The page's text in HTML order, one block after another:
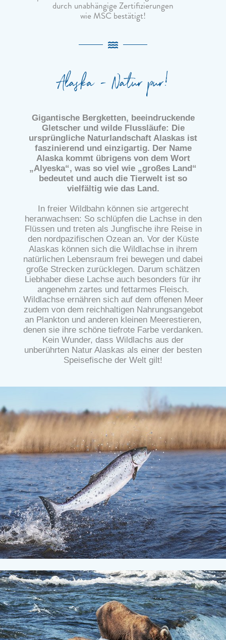
durch unabhängige Zertifizierungen
wie MSC bestätigt!
Alaska - Natur pur!
Gigantische Bergketten, beeindruckende
Gletscher und wilde Flussläufe: Die
ursprüngliche Naturlandschaft Alaskas ist
faszinierend und einzigartig. Der Name
Alaska kommt übrigens von dem Wort
„Alyeska“, was so viel wie „großes Land“
bedeutet und auch die Tierwelt ist so
vielfältig wie das Land.
In freier Wildbahn können sie artgerecht
heranwachsen: So schlüpfen die Lachse in den
Flüssen und treten als Jungfische ihre Reise in
den nordpazifischen Ozean an. Vor der Küste
Alaskas können sich die Wildlachse in ihrem
natürlichen Lebensraum frei bewegen und dabei
große Strecken zurücklegen. Darum schätzen
Liebhaber diese Lachse auch besonders für ihr
angenehm zartes und fettarmes Fleisch.
Wildlachse ernähren sich auf dem offenen Meer
zudem von dem reichhaltigen Nahrungsangebot
an Plankton und anderen kleinen Meerestieren,
denen sie ihre schöne tiefrote Farbe verdanken.
Kein Wunder, dass Wildlachs aus der
unberührten Natur Alaskas als einer der besten
Speisefische der Welt gilt!